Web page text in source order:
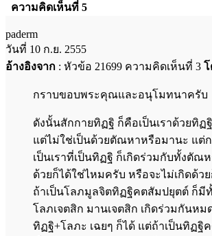
ความคิดเห็นที่ 5
paderm
วันที่ 10 ก.ย. 2555
อ้างอิงจาก : หัวข้อ 21699 ความคิดเห็นที่ 3 โ
กราบขอบพระคุณและอนุโมทนาครับ
ดังนั้นสักกายทิฏฐิ ก็คือเป็นเราด้วยทิฏ
แต่ไม่ใช่เป็นด้วยตัณหาหรือมานะ แต่
เป็นเราที่เป็นทิฏฐิ ก็เกิดร่วมกับทั้งตัณ
ด้วยก็ได้ใช่ไหมครับ หรือจะไม่เกิดด้ว
ถ้าเป็นโลภมูลจิตทิฏฐิคตสัมปยุตต์ ก็มี
โลภเจตสิก มานเจตสิก เกิดร่วมกันหม
ทิฏฐิ+โลภะ เฉยๆ ก็ได้ แต่ถ้าเป็นทิฏฐิ